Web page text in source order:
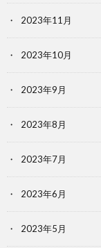
2023年11月
2023年10月
2023年9月
2023年8月
2023年7月
2023年6月
2023年5月